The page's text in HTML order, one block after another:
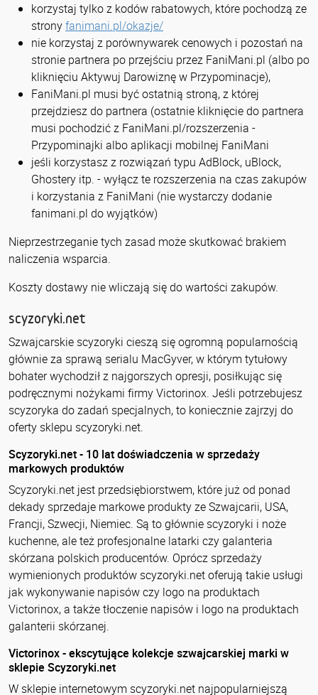
korzystaj tylko z kodów rabatowych, które pochodzą ze
stronyfanimani.pl/okazje/
nie korzystaj z porównywarek cenowych i pozostań na
stronie partnera po przejściu przez FaniMani.pl (albo po
kliknięciu Aktywuj Darowiznę w Przypominacje),
FaniMani.pl musi być ostatnią stroną, z której
przejdziesz do partnera (ostatnie kliknięcie do partnera
musi pochodzić z FaniMani.pl/rozszerzenia -
Przypominajki albo aplikacji mobilnej FaniMani
jeśli korzystasz z rozwiązań typu AdBlock, uBlock,
Ghostery itp. - wyłącz te rozszerzenia na czas zakupów
i korzystania z FaniMani (nie wystarczy dodanie
fanimani.pl do wyjątków)
Nieprzestrzeganie tych zasad może skutkować brakiem
naliczenia wsparcia.
Koszty dostawy nie wliczają się do wartości zakupów.
scyzoryki.net
Szwajcarskie scyzoryki cieszą się ogromną popularnością
głównie za sprawą serialu MacGyver, w którym tytułowy
bohater wychodził z najgorszych opresji, posiłkując się
podręcznymi nożykami firmy Victorinox. Jeśli potrzebujesz
scyzoryka do zadań specjalnych, to koniecznie zajrzyj do
oferty sklepu scyzoryki.net.
Scyzoryki.net - 10 lat doświadczenia w sprzedaży
markowych produktów
Scyzoryki.net jest przedsiębiorstwem, które już od ponad
dekady sprzedaje markowe produkty ze Szwajcarii, USA,
Francji, Szwecji, Niemiec. Są to głównie scyzoryki i noże
kuchenne, ale też profesjonalne latarki czy galanteria
skórzana polskich producentów. Oprócz sprzedaży
wymienionych produktów scyzoryki.net oferują takie usługi
jak wykonywanie napisów czy logo na produktach
Victorinox, a także tłoczenie napisów i logo na produktach
galanterii skórzanej.
Victorinox - ekscytujące kolekcje szwajcarskiej marki w
sklepie Scyzoryki.net
W sklepie internetowym scyzoryki.net najpopularniejszą